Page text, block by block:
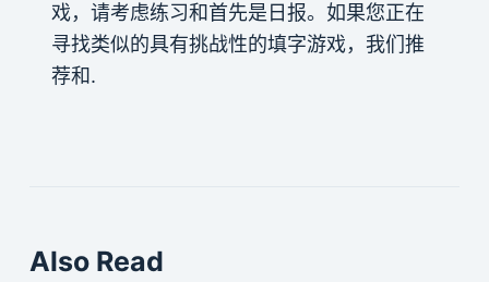
戏，请考虑练习和首先是日报。如果您正在
寻找类似的具有挑战性的填字游戏，我们推
荐和.
Also Read